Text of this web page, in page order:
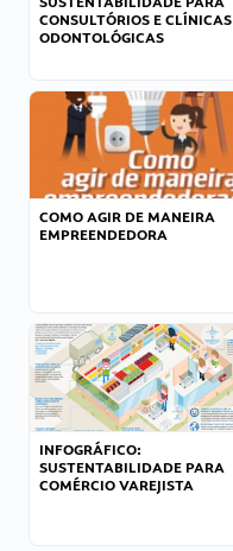
CONSULTÓRIOS E CLÍNICAS
ODONTOLÓGICAS
COMO AGIR DE MANEIRA
EMPREENDEDORA
INFOGRÁFICO:
SUSTENTABILIDADE PARA
COMÉRCIO VAREJISTA